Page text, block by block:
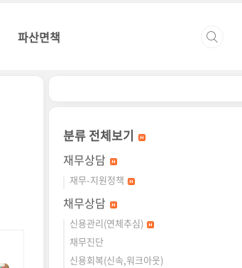
파산면책
분류 전체보기
재무상담
재무-지원정책
채무상담
신용관리(연체추심)
채무진단
신용회복(신속,워크아웃)